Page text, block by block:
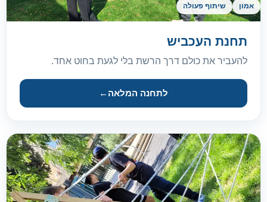
אמון שיתוף פעולה
תחנת העכביש
להעביר את כולם דרך הרשת בלי לגעת בחוט אחד.
לתחנה המלאה ←